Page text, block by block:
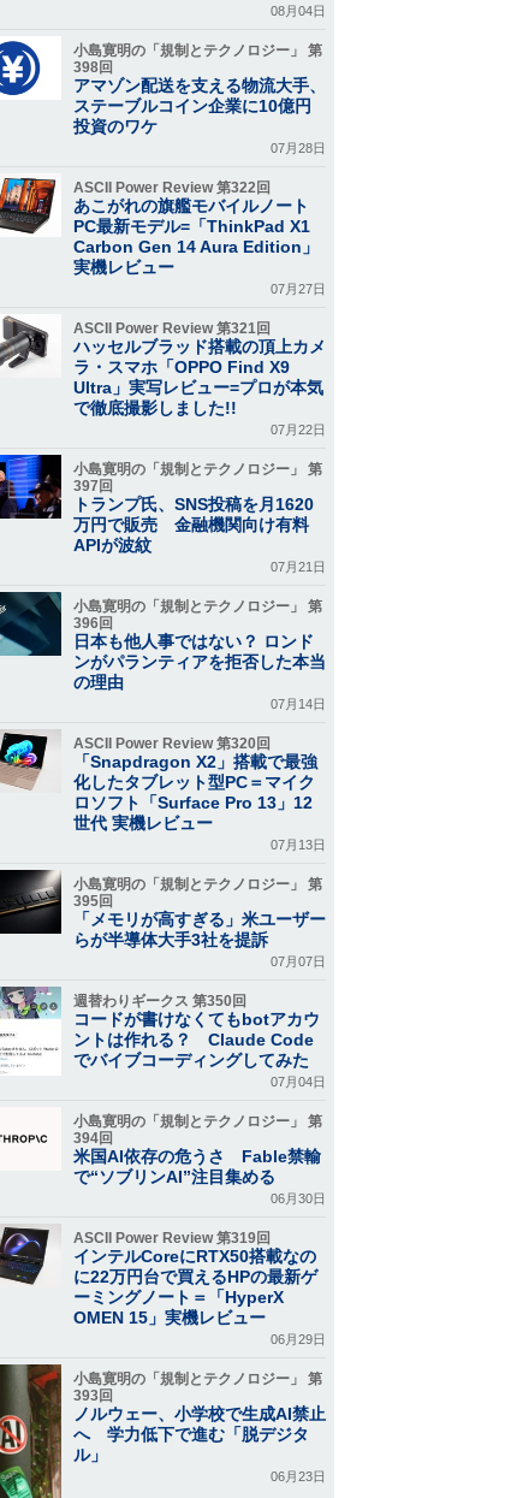
08月04日
小島寛明の「規制とテクノロジー」 第
398回
アマゾン配送を支える物流大手、
ステーブルコイン企業に10億円
投資のワケ
07月28日
ASCII Power Review 第322回
あこがれの旗艦モバイルノート
PC最新モデル=「ThinkPad X1
Carbon Gen 14 Aura Edition」
実機レビュー
07月27日
ASCII Power Review 第321回
ハッセルブラッド搭載の頂上カメ
ラ・スマホ「OPPO Find X9
Ultra」実写レビュー=プロが本気
で徹底撮影しました!!
07月22日
小島寛明の「規制とテクノロジー」 第
397回
トランプ氏、SNS投稿を月1620
万円で販売 金融機関向け有料
APIが波紋
07月21日
小島寛明の「規制とテクノロジー」 第
396回
日本も他人事ではない？ ロンド
ンがパランティアを拒否した本当
の理由
07月14日
ASCII Power Review 第320回
「Snapdragon X2」搭載で最強
化したタブレット型PC＝マイク
ロソフト「Surface Pro 13」12
世代 実機レビュー
07月13日
小島寛明の「規制とテクノロジー」 第
395回
「メモリが高すぎる」米ユーザー
らが半導体大手3社を提訴
07月07日
週替わりギークス 第350回
コードが書けなくてもbotアカウ
ントは作れる？ Claude Code
でバイブコーディングしてみた
07月04日
小島寛明の「規制とテクノロジー」 第
394回
米国AI依存の危うさ Fable禁輸
で“ソブリンAI”注目集める
06月30日
ASCII Power Review 第319回
インテルCoreにRTX50搭載なの
に22万円台で買えるHPの最新ゲ
ーミングノート＝「HyperX
OMEN 15」実機レビュー
06月29日
小島寛明の「規制とテクノロジー」 第
393回
ノルウェー、小学校で生成AI禁止
へ 学力低下で進む「脱デジタ
ル」
06月23日